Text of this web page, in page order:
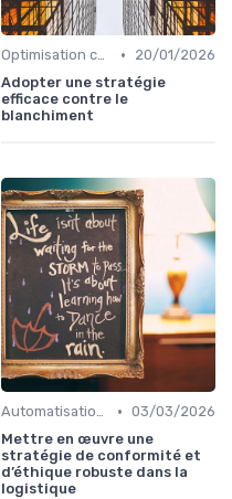
Optimisation coûts •
20/01/2026
Adopter une stratégie
efficace contre le
blanchiment
Automatisation processus • 03/03/2026
Mettre en œuvre une
stratégie de conformité et
d’éthique robuste dans la
logistique